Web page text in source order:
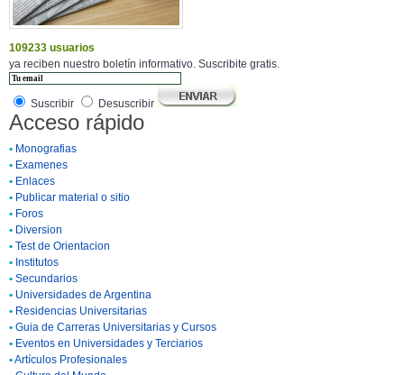
109233 usuarios
ya reciben nuestro boletín informativo. Suscribite gratis.
Suscribir Desuscribir
Acceso rápido
• Monografias
• Examenes
• Enlaces
• Publicar material o sitio
• Foros
• Diversion
• Test de Orientacion
• Institutos
• Secundarios
• Universidades de Argentina
• Residencias Universitarias
• Guia de Carreras Universitarias y Cursos
• Eventos en Universidades y Terciarios
•Artículos Profesionales